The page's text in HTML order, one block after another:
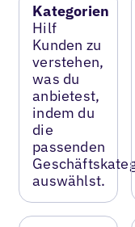
Kategorien
Hilf
Kunden zu
verstehen,
was du
anbietest,
indem du
die
passenden
auswählst.